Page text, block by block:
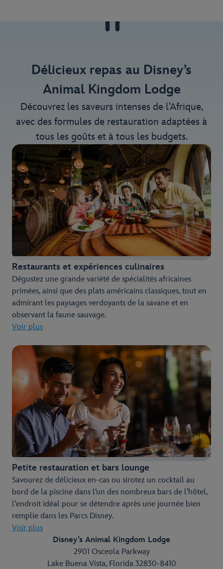
Délicieux repas au Disney’s
Animal Kingdom Lodge
Découvrez les saveurs intenses de l’Afrique,
avec des formules de restauration adaptées à
tous les goûts et à tous les budgets.
Restaurants et expériences culinaires
Dégustez une grande variété de spécialités africaines
primées, ainsi que des plats américains classiques, tout en
admirant les paysages verdoyants de la savane et en
observant la faune sauvage.
Voir plus
Petite restauration et bars lounge
Savourez de délicieux en-cas ou sirotez un cocktail au
bord de la piscine dans l’un des nombreux bars de l’hôtel,
l’endroit idéal pour se détendre après une journée bien
remplie dans les Parcs Disney.
Voir plus
Disney’s Animal Kingdom Lodge
2901 Osceola Parkway
Lake Buena Vista, Florida 32830-8410